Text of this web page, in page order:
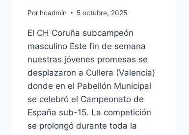
Por hcadmin 5 octubre, 2025
El CH Coruña subcampeón
masculino Este fin de semana
nuestras jóvenes promesas se
desplazaron a Cullera (Valencia)
donde en el Pabellón Municipal
se celebró el Campeonato de
España sub-15. La competición
se prolongó durante toda la